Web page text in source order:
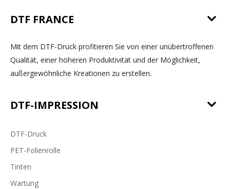
DTF FRANCE
Mit dem DTF-Druck profitieren Sie von einer unübertroffenen
Qualität, einer höheren Produktivität und der Möglichkeit,
außergewöhnliche Kreationen zu erstellen.
DTF-IMPRESSION
DTF-Druck
PET-Folienrolle
Tinten
Wartung